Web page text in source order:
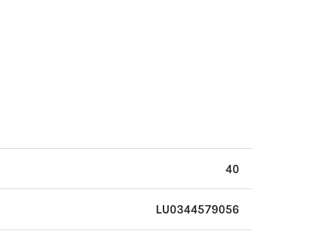
40
LU0344579056